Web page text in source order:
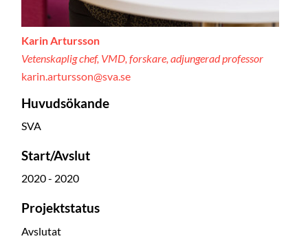
Karin Artursson
Vetenskaplig chef, VMD, forskare, adjungerad professor
karin.artursson@sva.se
Huvudsökande
SVA
Start/Avslut
2020 - 2020
Projektstatus
Avslutat